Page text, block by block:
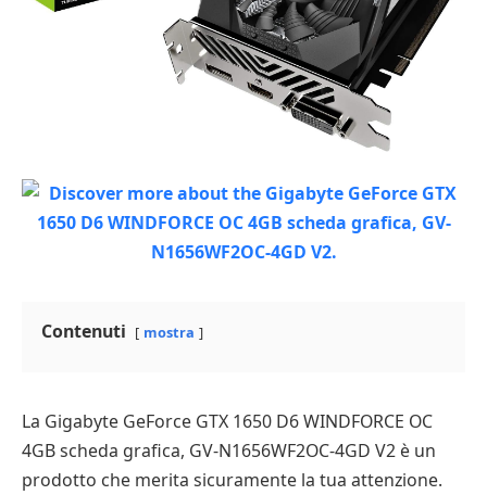
Contenuti mostra
La Gigabyte GeForce GTX 1650 D6 WINDFORCE OC
4GB scheda grafica, GV-N1656WF2OC-4GD V2 è un
prodotto che merita sicuramente la tua attenzione.